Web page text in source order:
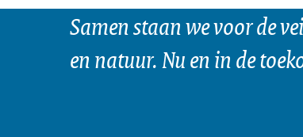
Samen staan we voor de
en natuur. Nu en in de